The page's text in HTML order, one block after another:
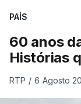
PAÍS
60 anos
Histórias
RTP / 6 Agosto